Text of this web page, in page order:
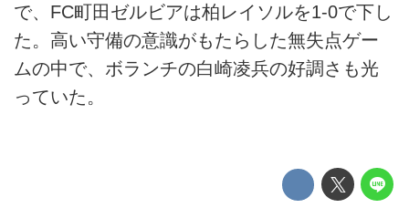
で、FC町田ゼルビアは柏レイソルを1-0で下し
た。高い守備の意識がもたらした無失点ゲー
ムの中で、ボランチの白崎凌兵の好調さも光
っていた。